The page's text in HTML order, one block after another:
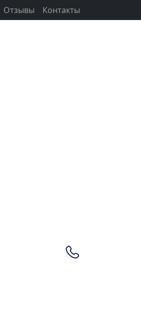
Отзывы Контакты